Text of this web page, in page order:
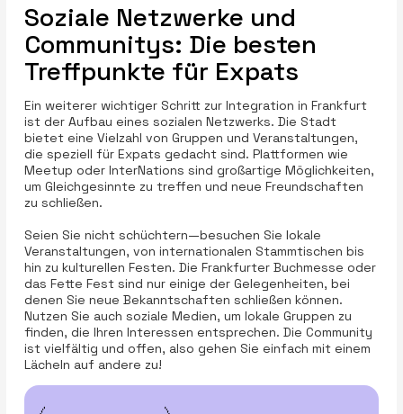
Soziale Netzwerke und
Communitys: Die besten
Treffpunkte für Expats
Ein weiterer wichtiger Schritt zur Integration in Frankfurt
ist der Aufbau eines sozialen Netzwerks. Die Stadt
bietet eine Vielzahl von Gruppen und Veranstaltungen,
die speziell für Expats gedacht sind. Plattformen wie
Meetup oder InterNations sind großartige Möglichkeiten,
um Gleichgesinnte zu treffen und neue Freundschaften
zu schließen.
Seien Sie nicht schüchtern—besuchen Sie lokale
Veranstaltungen, von internationalen Stammtischen bis
hin zu kulturellen Festen. Die Frankfurter Buchmesse oder
das Fette Fest sind nur einige der Gelegenheiten, bei
denen Sie neue Bekanntschaften schließen können.
Nutzen Sie auch soziale Medien, um lokale Gruppen zu
finden, die Ihren Interessen entsprechen. Die Community
ist vielfältig und offen, also gehen Sie einfach mit einem
Lächeln auf andere zu!